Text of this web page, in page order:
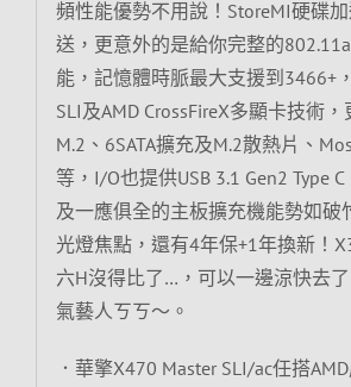
頻性能優勢不用說！StoreMI硬碟
送，更意外的是給你完整的
能，記憶體時脈最大支援到3466+
SLI及AMD CrossFireX多顯卡技術
M.2、6SATA擴充及M.2散熱片、
等，I/O也提供USB 3.1 Gen2 Type
及一應俱全的主板擴充機能勢如破
光燈焦點，還有4年保+1年換新！
六H沒得比了…，可以一邊涼快去
氣藝人ㄎㄎ～。
．華擎X470 Master SLI/ac任搭